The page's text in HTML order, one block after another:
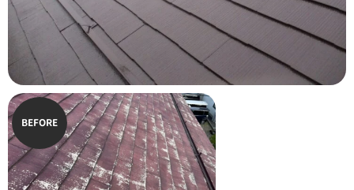
BEFORE